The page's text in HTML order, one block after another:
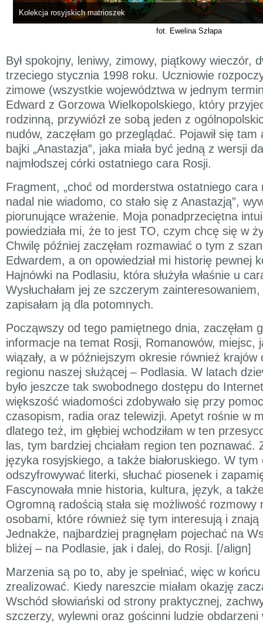
Kolekcja rosyjskich matrioszek
fot. Ewelina Szłapa
Był spokojny, leniwy, zimowy, piątkowy wieczór,
trzeciego stycznia 1998 roku. Uczniowie
zimowe (wszystkie województwa w jednym
Edward z Gorzowa Wielkopolskiego, który
rodzinną, przywiózł ze sobą jeden z
nudów, zaczęłam go przeglądać. Pojawił się tam
bajki „Anastazja”, jaka miała być jedną z wersji
najmłodszej córki ostatniego cara Rosji.
Fragment, „choć od morderstwa ostatniego cara
nadal nie wiadomo, co stało się z Anastazją”,
piorunujące wrażenie. Moja ponadprzeciętna
powiedziała mi, że to jest TO, czym chcę się w
Chwilę później zaczęłam rozmawiać o tym z
Edwardem, a on opowiedział mi historię pewnej
Hajnówki na Podlasiu, która służyła właśnie u
Wysłuchałam jej ze szczerym
zapisałam ją dla potomnych.
Począwszy od tego pamiętnego dnia, zaczęłam
informacje na temat Rosji, Romanowów, miejsc,
wiązały, a w późniejszym okresie również krajów
regionu naszej służącej – Podlasia. W latach
było jeszcze tak swobodnego dostępu do
większość wiadomości zdobywało się przy
czasopism, radia oraz telewizji. Apetyt rośnie w
dlatego też, im głębiej wchodziłam w ten
las, tym bardziej chciałam region ten poznawać.
języka rosyjskiego, a także białoruskiego. W tym
odszyfrowywać literki, słuchać piosenek i
Fascynowała mnie historia, kultura, język, a
Ogromną radością stała się możliwość rozmowy
osobami, które również się tym interesują i
Jednakże, najbardziej pragnęłam pojechać na
bliżej – na Podlasie, jak i dalej, do Rosji. [/align]
Marzenia są po to, aby je spełniać, więc w końcu
zrealizować. Kiedy nareszcie miałam okazję
Wschód słowiański od strony praktycznej,
szczerzy, wylewni oraz gościnni ludzie obdarzeni